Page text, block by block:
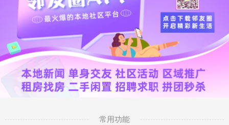
常用功能